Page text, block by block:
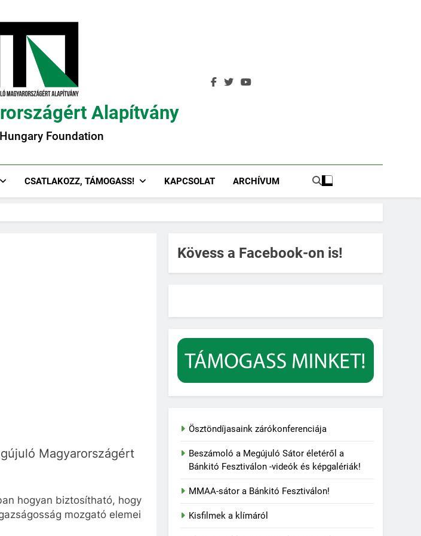
Alapítvány
Foundation
CSATLAKOZZ, TÁMOGASS! KAPCSOLAT ARCHÍVUM
Magyarországért
hogyan biztosítható, hogy
mozgató elemei
Kövess a Facebook-on is!
Ösztöndíjasaink zárókonferenciája
Beszámoló a Megújuló Sátor életéről a
Bánkitó Fesztiválon -videók és képgalériák!
MMAA-sátor a Bánkitó Fesztiválon!
Kisfilmek a klímáról